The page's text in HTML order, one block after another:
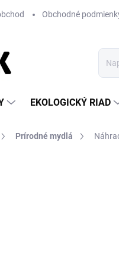
Obchodné
EKOLOGICKÝ RIAD
Prírodné mydlá